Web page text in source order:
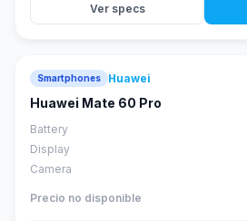
Ver specs
Smartphones Huawei
Huawei Mate 60 Pro
Battery
Display
Camera
Precio no disponible